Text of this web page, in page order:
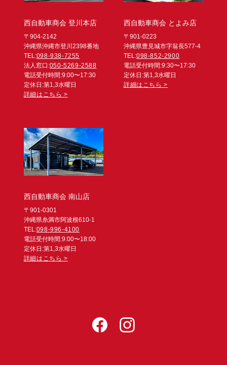
西自動車商会 登川本店
〒904-2142
沖縄県沖縄市登川2398番地
TEL:098-938-7255
法人窓口:050-5269-2588
電話受付時間:9:00〜17:30
定休日:第1,3水曜日
詳細はこちら >
西自動車商会 とよみ店
〒901-0223
沖縄県豊見城市字翁長577-4
TEL:098-852-2900
電話受付時間:9:30〜17:30
定休日:第1,3水曜日
詳細はこちら >
西自動車商会 南山店
〒901-0301
沖縄県糸満市阿波根610-1
TEL:098-996-4100
電話受付時間:9:00〜18:00
定休日:第1,3水曜日
詳細はこちら >